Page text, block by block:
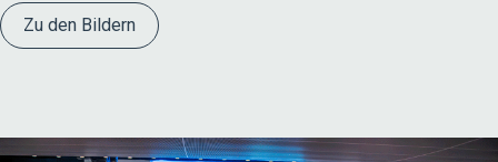
Zu den Bildern